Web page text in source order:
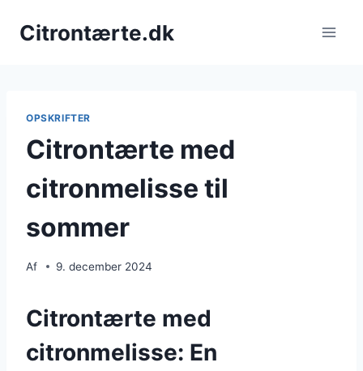
Citrontærte.dk
OPSKRIFTER
Citrontærte med
citronmelisse til
sommer
Af 9. december 2024
Citrontærte med
citronmelisse: En